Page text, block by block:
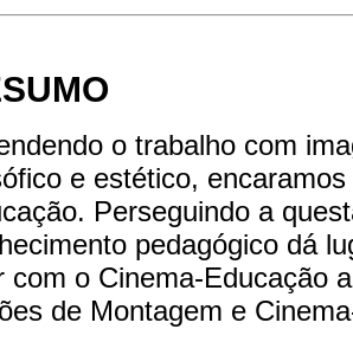
o trabalho com
e estético,
Perseguindo a
pedagógico dá
com o Cinema-Educação
de Montagem e